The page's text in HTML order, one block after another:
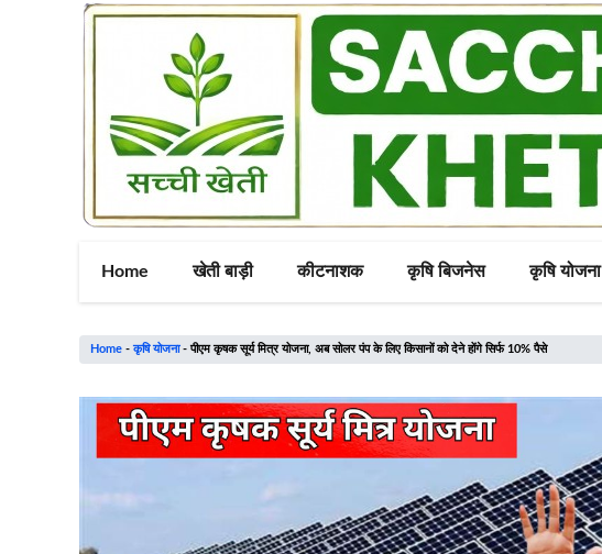
Home खेती बाड़ी कीटनाशक कृषि बिजनेस कृषि योजना
Home -कृषि योजना-पीएम कृषक सूर्य मित्र योजना, अब सोलर पंप के लिए किसानों को देने होंगे सिर्फ 10% पैसे